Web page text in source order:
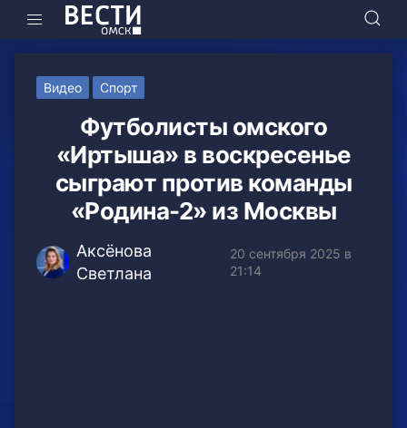
Видео Спорт
Футболисты омского
«Иртыша» в воскресенье
сыграют против команды
«Родина-2» из Москвы
Аксёнова
Светлана
20 сентября 2025 в
21:14